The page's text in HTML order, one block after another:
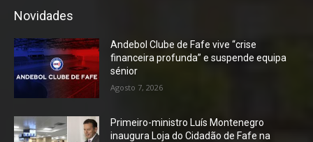
Novidades
Andebol Clube de Fafe vive “crise
financeira profunda” e suspende equipa
sénior
Agosto 7, 2026
Primeiro-ministro Luís Montenegro
inaugura Loja do Cidadão de Fafe na